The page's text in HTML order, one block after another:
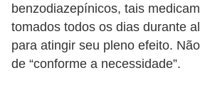
benzodiazepínicos, tais
tomados todos os dias durante
para atingir seu pleno efeito.
de “conforme a necessidade”.